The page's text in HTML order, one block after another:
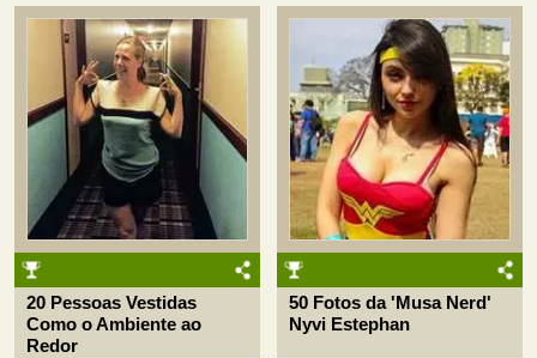
20 Pessoas Vestidas
Como o Ambiente ao
Redor
50 Fotos da 'Musa Nerd'
Nyvi Estephan